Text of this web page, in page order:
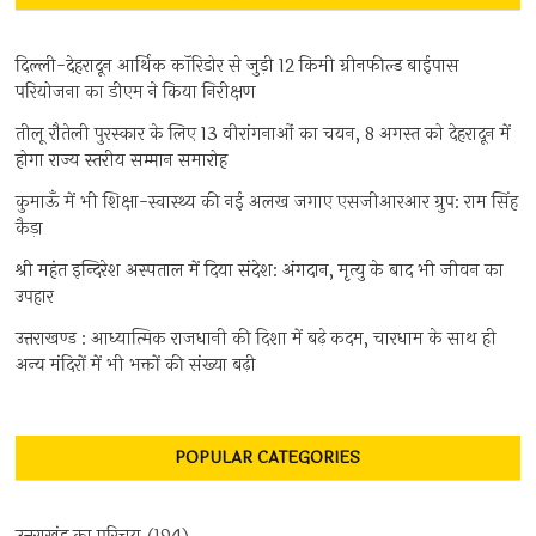
दिल्ली-देहरादून आर्थिक कॉरिडोर से जुड़ी 12 किमी ग्रीनफील्ड बाईपास
परियोजना का डीएम ने किया निरीक्षण
तीलू रौतेली पुरस्कार के लिए 13 वीरांगनाओं का चयन, 8 अगस्त को देहरादून में
होगा राज्य स्तरीय सम्मान समारोह
कुमाऊँ में भी शिक्षा-स्वास्थ्य की नई अलख जगाए एसजीआरआर ग्रुप: राम सिंह
कैड़ा
श्री महंत इन्दिरेश अस्पताल में दिया संदेश: अंगदान, मृत्यु के बाद भी जीवन का
उपहार
उत्तराखण्ड : आध्यात्मिक राजधानी की दिशा में बढ़े कदम, चारधाम के साथ ही
अन्य मंदिरों में भी भक्तों की संख्या बढ़ी
POPULAR CATEGORIES